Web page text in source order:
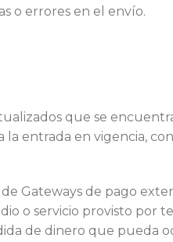
o errores en el envío.
que se
entrada en vigencia,
Gateways de pago
o servicio provisto por
de dinero que pueda